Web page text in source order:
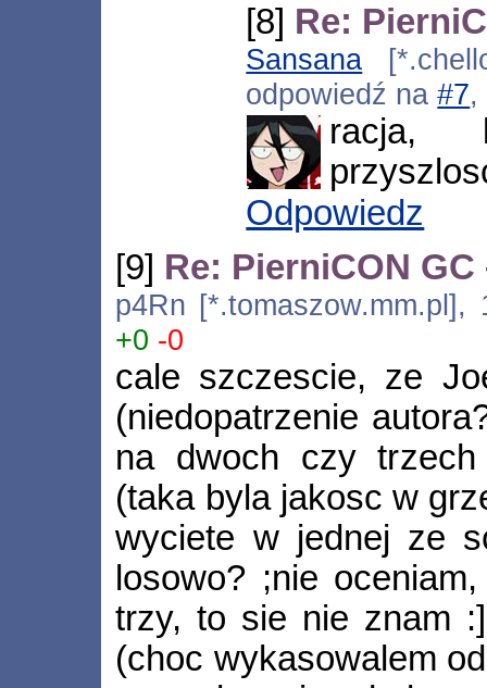
[8] Re:
Sansana
odpowiedź na#7,
racja,
Odpowiedz
[9] Re: PierniCON
p4Rn [*.tomaszow.mm.pl],
+0 -0
cale szczescie, ze
(niedopatrzenie
na dwoch czy
(taka byla jakosc w
wyciete w jednej ze
losowo? ;nie
trzy, to sie nie znam
(choc wykasowalem